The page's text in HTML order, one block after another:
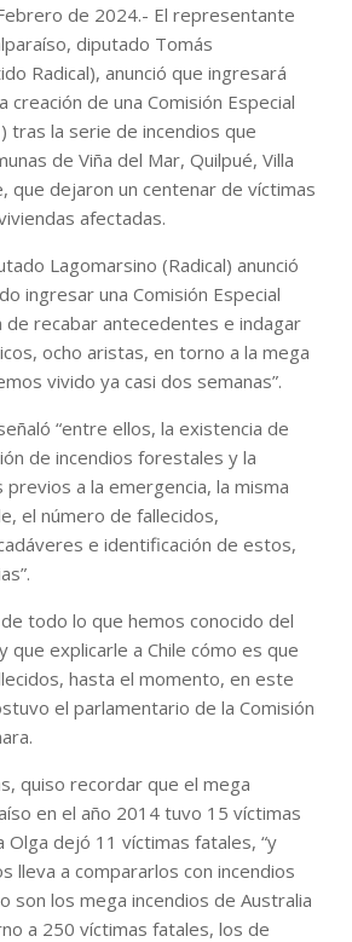
de 2024.- El representante
diputado Tomás
Radical), anunció que ingresará
creación de una Comisión Especial
tras la serie de incendios que
de Viña del Mar, Quilpué, Villa
que dejaron un centenar de víctimas
afectadas.
Lagomarsino (Radical) anunció
ingresar una Comisión Especial
recabar antecedentes e indagar
ocho aristas, en torno a la mega
vivido ya casi dos semanas”.
“entre ellos, la existencia de
de incendios forestales y la
a la emergencia, la misma
el número de fallecidos,
e identificación de estos,
todo lo que hemos conocido del
que explicarle a Chile cómo es que
hasta el momento, en este
el parlamentario de la Comisión
quiso recordar que el mega
en el año 2014 tuvo 15 víctimas
Olga dejó 11 víctimas fatales, “y
lleva a compararlos con incendios
son los mega incendios de Australia
a 250 víctimas fatales, los de